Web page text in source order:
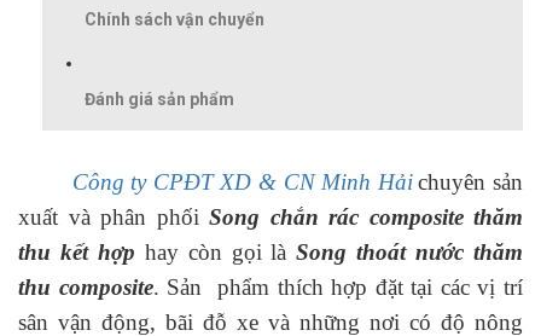
Chính sách vận chuyển
Đánh giá sản phẩm
Công ty CPĐT XD & CN Minh Hải chuyên sản
xuất và phân phối Song chắn rác composite thăm
thu kết hợp hay còn gọi làSong thoát nước thăm
thu composite. Sản phẩm thích hợp đặt tại các vị trí
sân vận động, bãi đỗ xe và những nơi có độ nông